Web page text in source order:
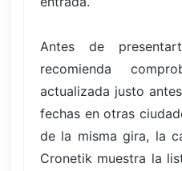
Antes de
recomienda
actualizada justo
fechas en otras
de la misma gira, la
Cronetik muestra la